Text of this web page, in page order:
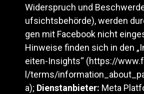
Widerspruch und
ufsichtsbehörde), werden
gen mit Facebook nicht
Hinweise finden sich in den
eiten-Insights“ (https://
l/terms/
a); Dienstanbieter: Meta